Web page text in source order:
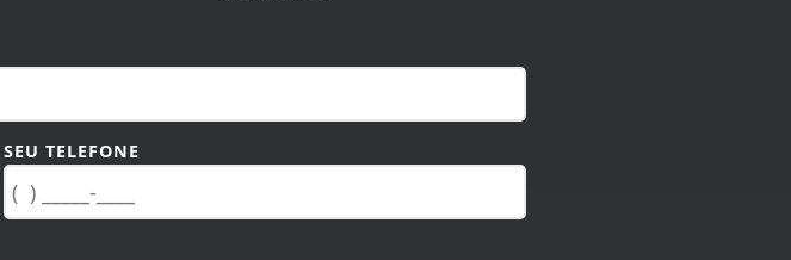
SEU TELEFONE